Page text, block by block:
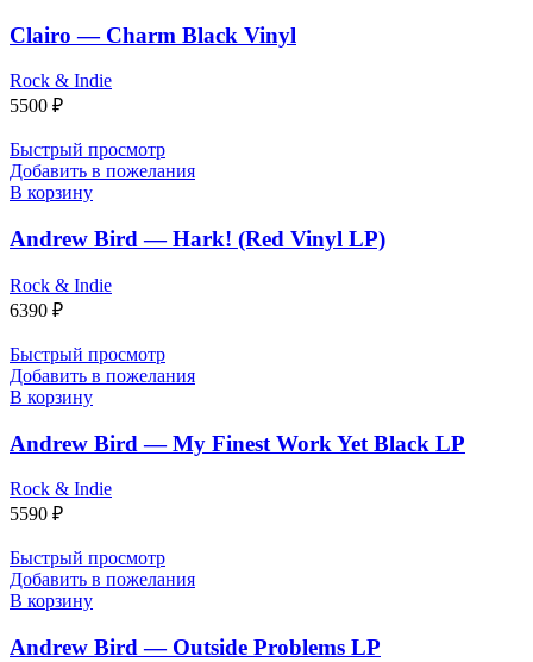
Clairo — Charm Black Vinyl
Rock & Indie
5500 ₽
Быстрый просмотр
Добавить в пожелания
В корзину
Andrew Bird — Hark! (Red Vinyl LP)
Rock & Indie
6390 ₽
Быстрый просмотр
Добавить в пожелания
В корзину
Andrew Bird — My Finest Work Yet Black LP
Rock & Indie
5590 ₽
Быстрый просмотр
Добавить в пожелания
В корзину
Andrew Bird — Outside Problems LP